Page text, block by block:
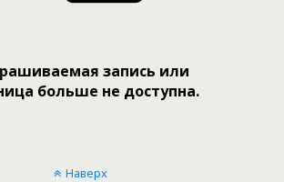
запись или
больше не доступна.
Наверх